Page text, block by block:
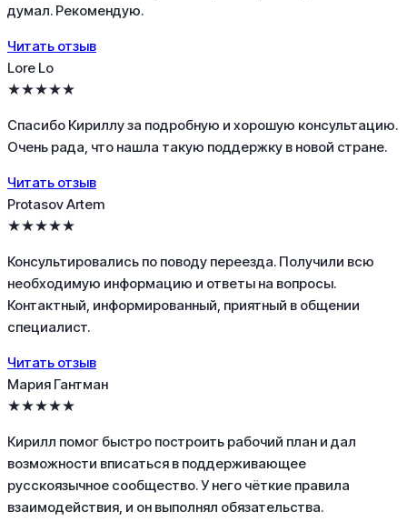
думал. Рекомендую.
Читать отзыв
Lore Lo
★★★★★
Спасибо Кириллу за подробную и хорошую консультацию.
Очень рада, что нашла такую поддержку в новой стране.
Читать отзыв
Protasov Artem
★★★★★
Консультировались по поводу переезда. Получили всю
необходимую информацию и ответы на вопросы.
Контактный, информированный, приятный в общении
специалист.
Читать отзыв
Мария Гантман
★★★★★
Кирилл помог быстро построить рабочий план и дал
возможности вписаться в поддерживающее
русскоязычное сообщество. У него чёткие правила
взаимодействия, и он выполнял обязательства.